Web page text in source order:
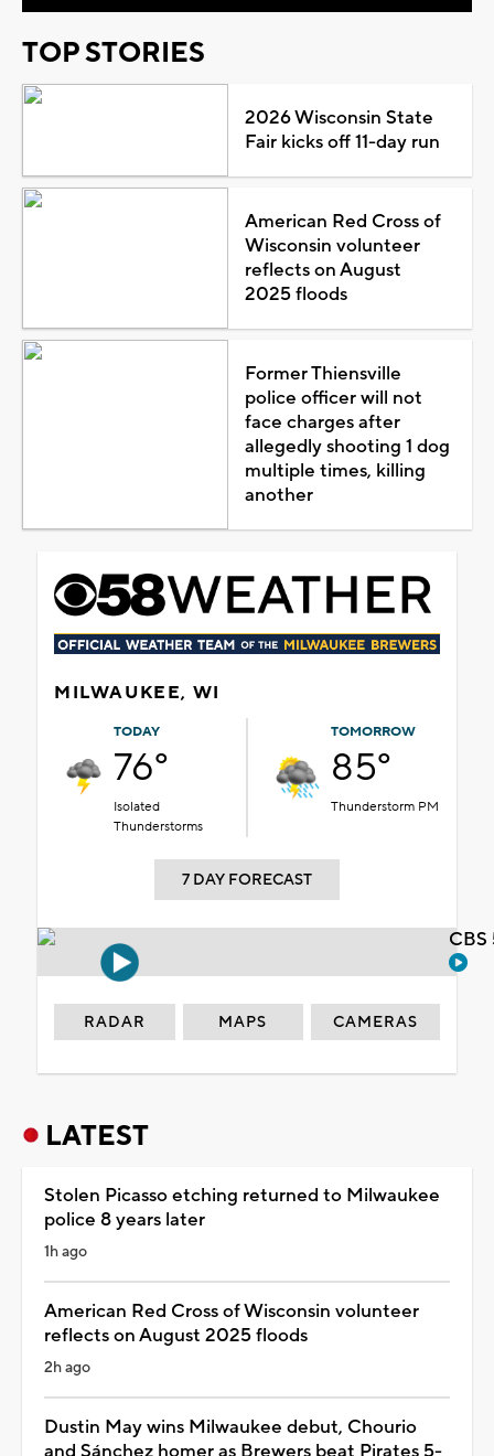
TOP STORIES
2026 Wisconsin State
Fair kicks off 11-day run
American Red Cross of
Wisconsin volunteer
reflects on August
2025 floods
Former Thiensville
police officer will not
face charges after
allegedly shooting 1 dog
multiple times, killing
another
MILWAUKEE, WI
TODAY
76°
Isolated
Thunderstorms
TOMORROW
85°
Thunderstorm PM
7 DAY FORECAST
RADAR MAPS CAMERAS
LATEST
Stolen Picasso etching returned to Milwaukee
police 8 years later
1h ago
American Red Cross of Wisconsin volunteer
reflects on August 2025 floods
2h ago
Dustin May wins Milwaukee debut, Chourio
and Sánchez homer as Brewers beat Pirates 5-